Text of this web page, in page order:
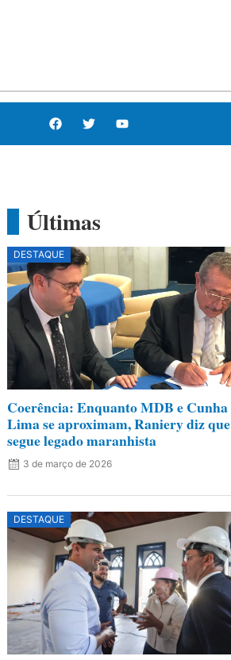
Últimas
DESTAQUE
Coerência: Enquanto MDB e Cunha
Lima se aproximam, Raniery diz que
segue legado maranhista
3 de março de 2026
DESTAQUE